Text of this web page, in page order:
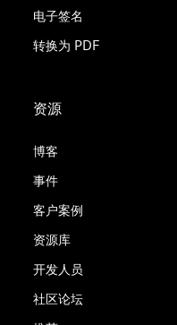
电子签名
转换为 PDF
资源
博客
事件
客户案例
资源库
开发人员
社区论坛